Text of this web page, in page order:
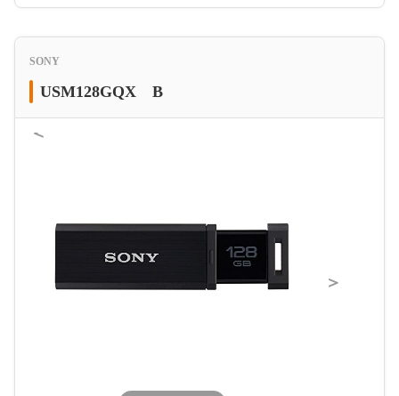
SONY
USM128GQX B
＜
＞